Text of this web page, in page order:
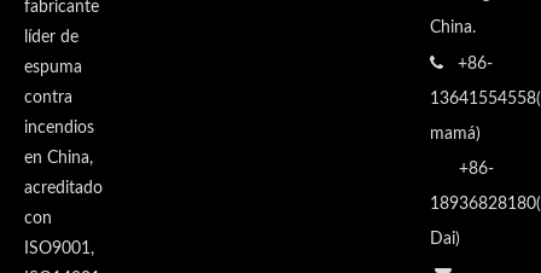
fabricante
líder de
espuma
contra
incendios
en China,
acreditado
con
ISO9001,
China.
 +86-
mamá)
+86-
Dai)